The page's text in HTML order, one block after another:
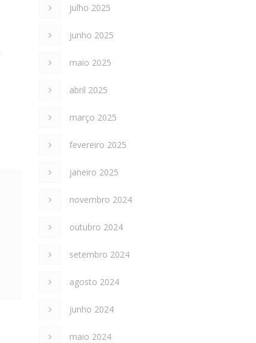
julho 2025
junho 2025
maio 2025
abril 2025
março 2025
fevereiro 2025
janeiro 2025
novembro 2024
outubro 2024
setembro 2024
agosto 2024
junho 2024
maio 2024